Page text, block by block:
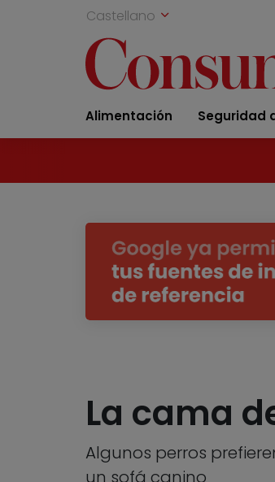
Castellano
Alimentación Seguridad
La cama
Algunos perros
un sofá canino